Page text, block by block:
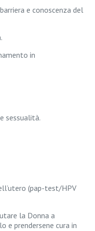
e conoscenza del
in
sessualità.
(pap-test/HPV
la Donna a
e prendersene cura in